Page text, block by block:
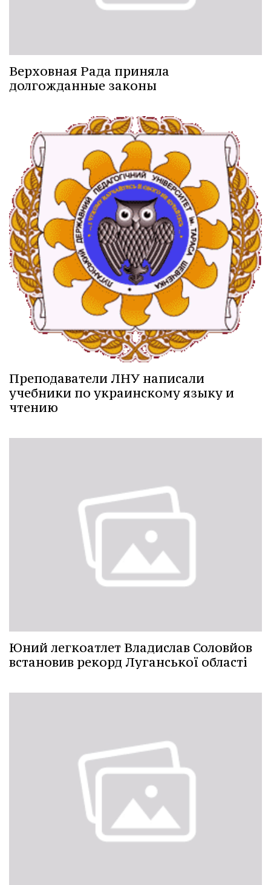
Верховная Рада приняла
долгожданные законы
Преподаватели ЛНУ написали
учебники по украинскому языку и
чтению
Юний легкоатлет Владислав Соловйов
встановив рекорд Луганської області